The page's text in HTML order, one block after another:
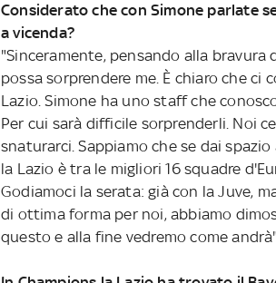
Considerato che con Simone parlate
a vicenda?
"Sinceramente, pensando alla
possa sorprendere me. È chiaro che
Lazio. Simone ha uno staff che
Per cui sarà difficile sorprenderli. Noi
snaturarci. Sappiamo che se dai
la Lazio è tra le migliori 16 squadre
Godiamoci la serata: già con la Juve,
di ottima forma per noi, abbiamo
questo e alla fine vedremo come